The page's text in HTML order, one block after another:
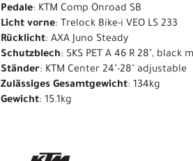
Pedale: KTM Comp Onroad SB
Licht vorne: Trelock Bike-i VEO LS 233
Rücklicht: AXA Juno Steady
Schutzblech: SKS PET A 46 R 28", black
Ständer: KTM Center 24"-28" adjustable
Zulässiges Gesamtgewicht: 134kg
Gewicht: 15.1kg